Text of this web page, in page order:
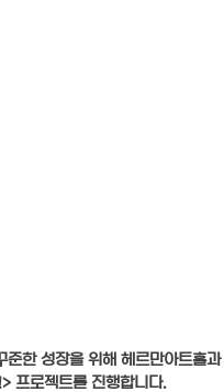
준한 성장을 위해 헤르만아트홀
로젝트를 진행합니다.